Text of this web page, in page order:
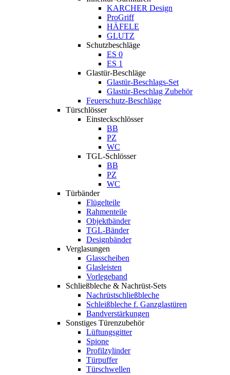
KARCHER Design
ProGriff
HÄFELE
GLUTZ
Schutzbeschläge
ES 0
ES 1
Glastür-Beschläge
Glastür-Beschlags-Set
Glastür-Beschlag Zubehör
Feuerschutz-Beschläge
Türschlösser
Einsteckschlösser
BB
PZ
WC
TGL-Schlösser
BB
PZ
WC
Türbänder
Flügelteile
Rahmenteile
Objektbänder
TGL-Bänder
Designbänder
Verglasungen
Glasscheiben
Glasleisten
Vorlegeband
Schließbleche & Nachrüst-Sets
Nachrüstschließbleche
Schleißbleche f. Ganzglastüren
Bandverstärkungen
Sonstiges Türenzubehör
Lüftungsgitter
Spione
Profilzylinder
Türpuffer
Türschwellen